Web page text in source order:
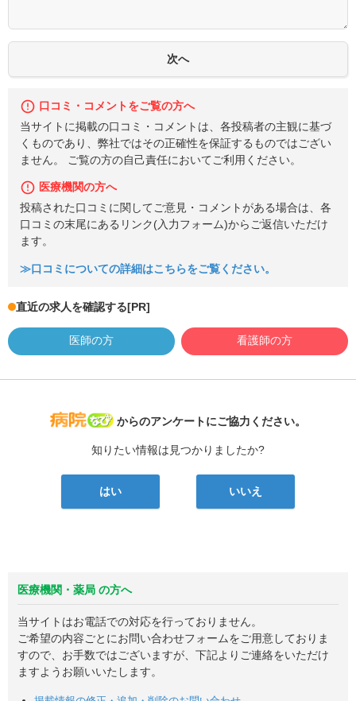
口コミ・コメントをご覧の方へ
当サイトに掲載の口コミ・コメントは、各投稿者の主観に基づ
くものであり、弊社ではその正確性を保証するものではござい
ません。 ご覧の方の自己責任においてご利用ください。
医療機関の方へ
投稿された口コミに関してご意見・コメントがある場合は、各
口コミの末尾にあるリンク(入力フォーム)からご返信いただけ
ます。
≫口コミについての詳細はこちらをご覧ください。
直近の求人を確認する[PR]
医師の方 看護師の方
病院なび
からのアンケートにご協力ください。
知りたい情報は見つかりましたか?
はい いいえ
医療機関・薬局 の方へ
当サイトはお電話での対応を行っておりません。
ご希望の内容ごとにお問い合わせフォームをご用意しておりま
すので、お手数ではございますが、下記よりご連絡をいただけ
ますようお願いいたします。